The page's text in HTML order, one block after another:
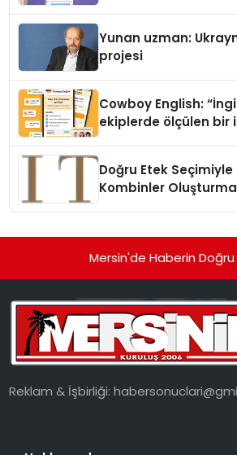
Yunan uzman:
projesi
Cowboy English:
ekiplerde ölçülen bir
Doğru Etek Seçimiyle
Kombinler
Mersin'de Haberin
Reklam & İşbirliği: